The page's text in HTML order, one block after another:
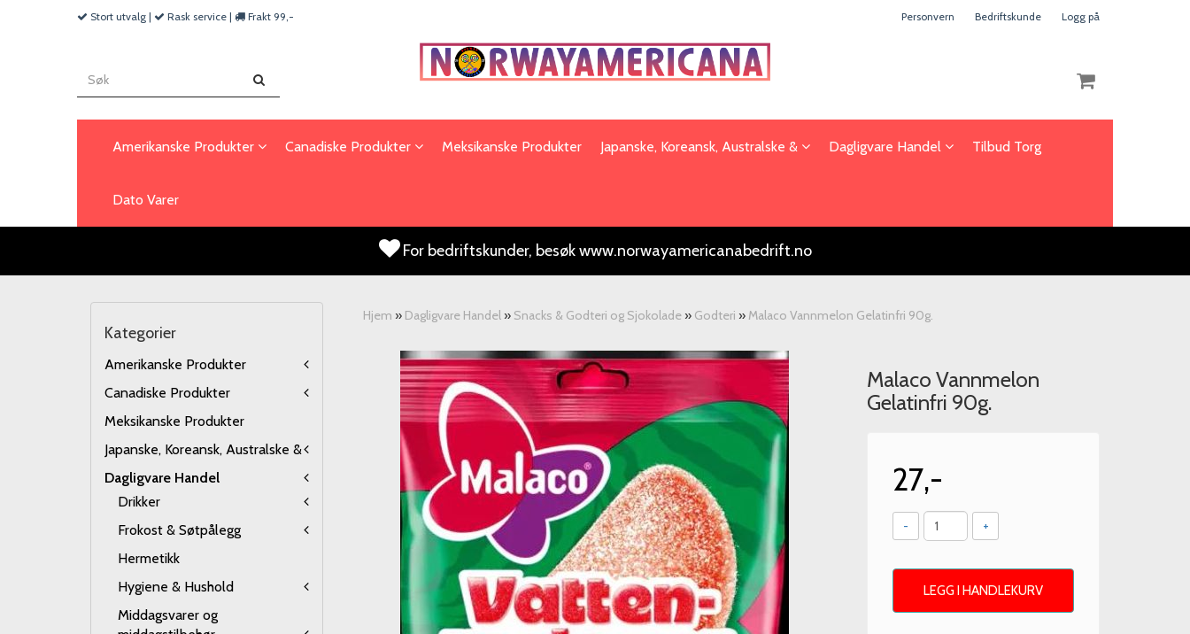
Stort utvalg | Rask service | Frakt 99,- Personvern Bedriftskunde Logg på
Amerikanske Produkter Canadiske Produkter Meksikanske Produkter Japanske, Koreansk, Australske & Dagligvare Handel Tilbud Torg
Dato Varer
For bedriftskunder, besøk www.norwayamericanabedrift.no
Kategorier
Amerikanske Produkter
Canadiske Produkter
Meksikanske Produkter
Japanske, Koreansk, Australske &
Dagligvare Handel
Drikker
Frokost & Søtpålegg
Hermetikk
Hygiene & Hushold
Middagsvarer og
Hjem » Dagligvare Handel» Snacks & Godteri og Sjokolade» Godteri » Malaco Vannmelon Gelatinfri 90g.
Malaco Vannmelon
Gelatinfri 90g.
27,-
- +
LEGG I HANDLEKURV